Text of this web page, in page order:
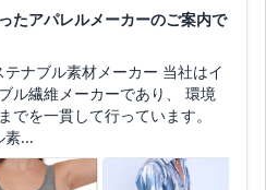
たアパレルメーカーのご案内で
ナブル素材メーカー 当社はイ
ル繊維メーカーであり、 環境
でを一貫して行っています。
素...